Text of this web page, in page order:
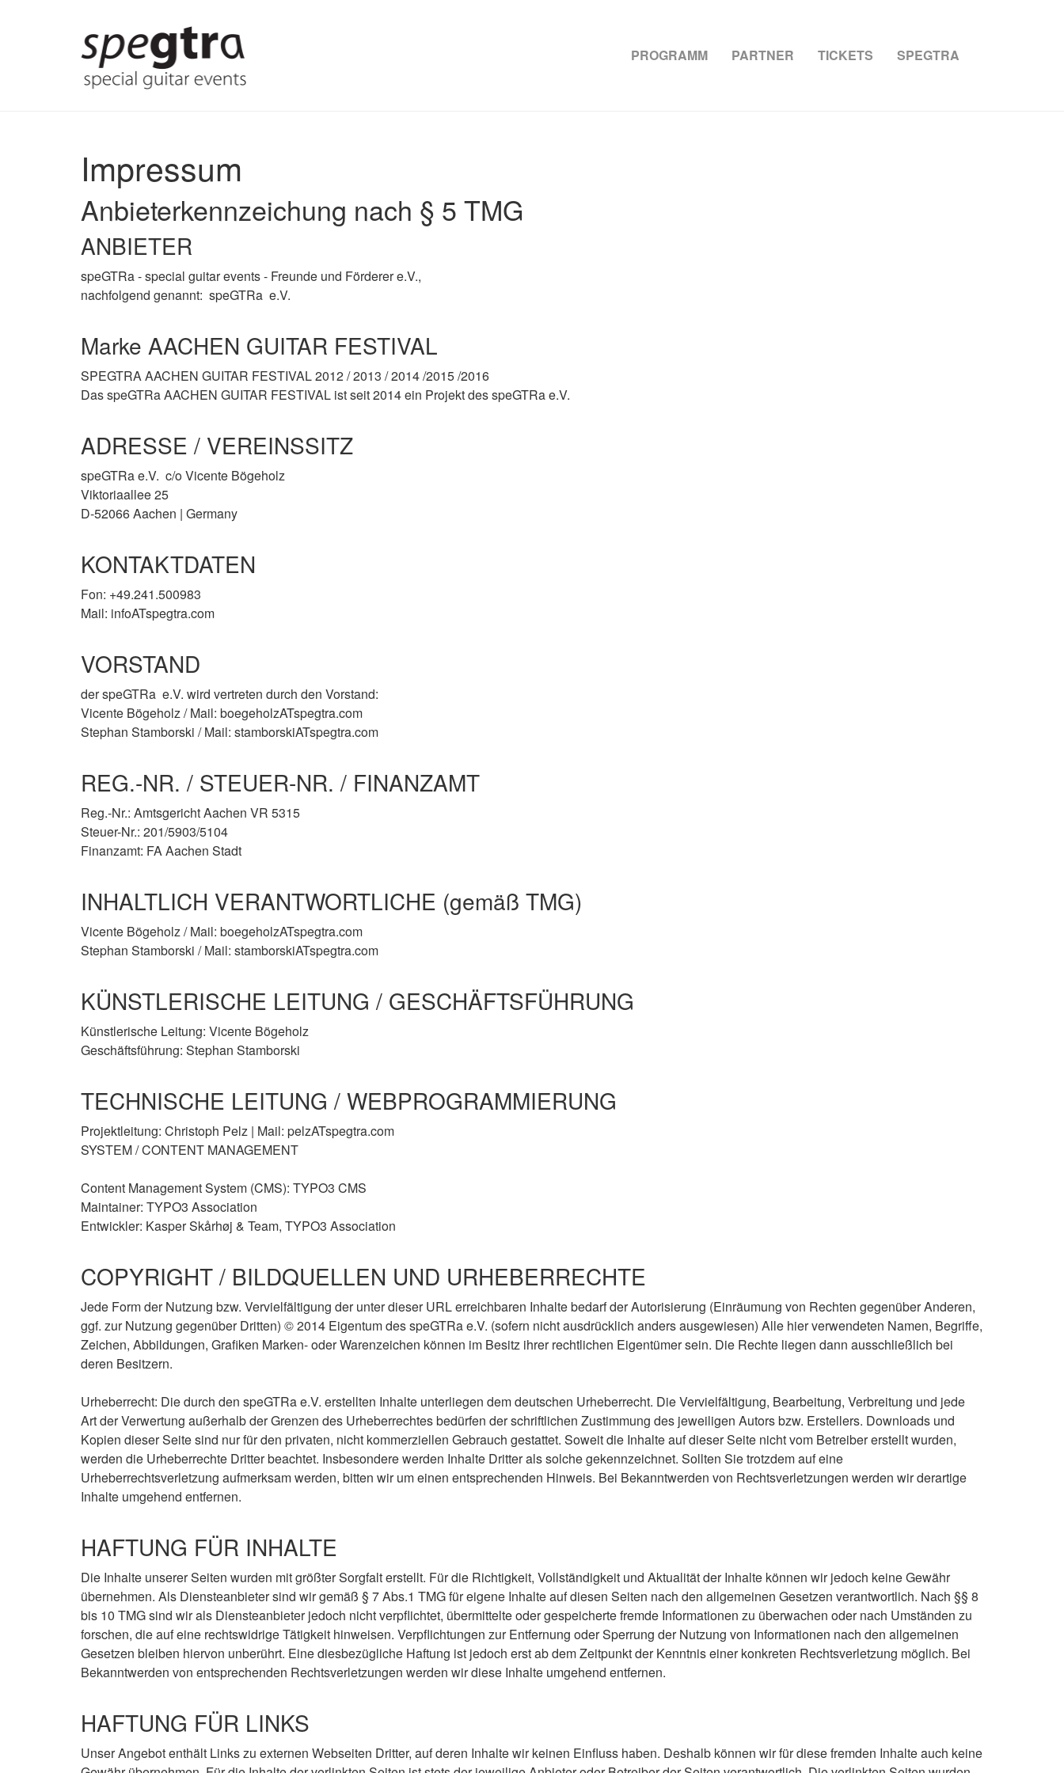
PROGRAMM PARTNER TICKETS SPEGTRA
Impressum
Anbieterkennzeichung nach § 5 TMG
ANBIETER
speGTRa - special guitar events - Freunde und Förderer e.V.,
nachfolgend genannt: speGTRa e.V.
Marke AACHEN GUITAR FESTIVAL
SPEGTRA AACHEN GUITAR FESTIVAL 2012 / 2013 / 2014 /2015 /2016
Das speGTRa AACHEN GUITAR FESTIVAL ist seit 2014 ein Projekt des speGTRa e.V.
ADRESSE / VEREINSSITZ
speGTRa e.V. c/o Vicente Bögeholz
Viktoriaallee 25
D-52066 Aachen | Germany
KONTAKTDATEN
Fon: +49.241.500983
Mail: infoATspegtra.com
VORSTAND
der speGTRa e.V. wird vertreten durch den Vorstand:
Vicente Bögeholz / Mail: boegeholzATspegtra.com
Stephan Stamborski / Mail: stamborskiATspegtra.com
REG.-NR. / STEUER-NR. / FINANZAMT
Reg.-Nr.: Amtsgericht Aachen VR 5315
Steuer-Nr.: 201/5903/5104
Finanzamt: FA Aachen Stadt
INHALTLICH VERANTWORTLICHE (gemäß TMG)
Vicente Bögeholz / Mail: boegeholzATspegtra.com
Stephan Stamborski / Mail: stamborskiATspegtra.com
KÜNSTLERISCHE LEITUNG / GESCHÄFTSFÜHRUNG
Künstlerische Leitung: Vicente Bögeholz
Geschäftsführung: Stephan Stamborski
TECHNISCHE LEITUNG / WEBPROGRAMMIERUNG
Projektleitung: Christoph Pelz | Mail: pelzATspegtra.com
SYSTEM / CONTENT MANAGEMENT
Content Management System (CMS): TYPO3 CMS
Maintainer: TYPO3 Association
Entwickler: Kasper Skårhøj & Team, TYPO3 Association
COPYRIGHT / BILDQUELLEN UND URHEBERRECHTE
Jede Form der Nutzung bzw. Vervielfältigung der unter dieser URL erreichbaren Inhalte bedarf der Autorisierung (Einräumung von Rechten gegenüber Anderen,
ggf. zur Nutzung gegenüber Dritten) © 2014 Eigentum des speGTRa e.V. (sofern nicht ausdrücklich anders ausgewiesen) Alle hier verwendeten Namen, Begriffe,
Zeichen, Abbildungen, Grafiken Marken- oder Warenzeichen können im Besitz ihrer rechtlichen Eigentümer sein. Die Rechte liegen dann ausschließlich bei
deren Besitzern.
Urheberrecht: Die durch den speGTRa e.V. erstellten Inhalte unterliegen dem deutschen Urheberrecht. Die Vervielfältigung, Bearbeitung, Verbreitung und jede
Art der Verwertung außerhalb der Grenzen des Urheberrechtes bedürfen der schriftlichen Zustimmung des jeweiligen Autors bzw. Erstellers. Downloads und
Kopien dieser Seite sind nur für den privaten, nicht kommerziellen Gebrauch gestattet. Soweit die Inhalte auf dieser Seite nicht vom Betreiber erstellt wurden,
werden die Urheberrechte Dritter beachtet. Insbesondere werden Inhalte Dritter als solche gekennzeichnet. Sollten Sie trotzdem auf eine
Urheberrechtsverletzung aufmerksam werden, bitten wir um einen entsprechenden Hinweis. Bei Bekanntwerden von Rechtsverletzungen werden wir derartige
Inhalte umgehend entfernen.
HAFTUNG FÜR INHALTE
Die Inhalte unserer Seiten wurden mit größter Sorgfalt erstellt. Für die Richtigkeit, Vollständigkeit und Aktualität der Inhalte können wir jedoch keine Gewähr
übernehmen. Als Diensteanbieter sind wir gemäß § 7 Abs.1 TMG für eigene Inhalte auf diesen Seiten nach den allgemeinen Gesetzen verantwortlich. Nach §§ 8
bis 10 TMG sind wir als Diensteanbieter jedoch nicht verpflichtet, übermittelte oder gespeicherte fremde Informationen zu überwachen oder nach Umständen zu
forschen, die auf eine rechtswidrige Tätigkeit hinweisen. Verpflichtungen zur Entfernung oder Sperrung der Nutzung von Informationen nach den allgemeinen
Gesetzen bleiben hiervon unberührt. Eine diesbezügliche Haftung ist jedoch erst ab dem Zeitpunkt der Kenntnis einer konkreten Rechtsverletzung möglich. Bei
Bekanntwerden von entsprechenden Rechtsverletzungen werden wir diese Inhalte umgehend entfernen.
HAFTUNG FÜR LINKS
Unser Angebot enthält Links zu externen Webseiten Dritter, auf deren Inhalte wir keinen Einfluss haben. Deshalb können wir für diese fremden Inhalte auch keine